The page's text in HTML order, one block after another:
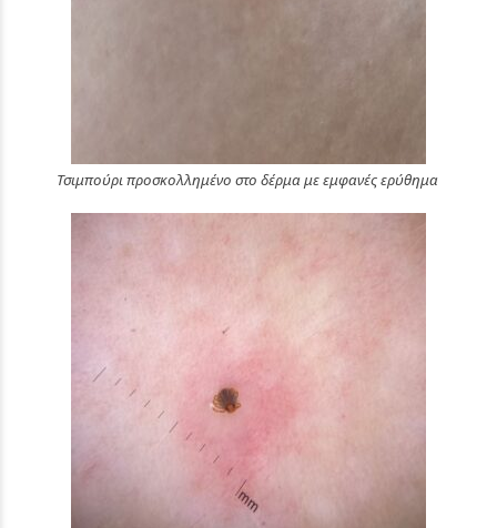
Τσιμπούρι προσκολλημένο στο δέρμα με εμφανές ερύθημα